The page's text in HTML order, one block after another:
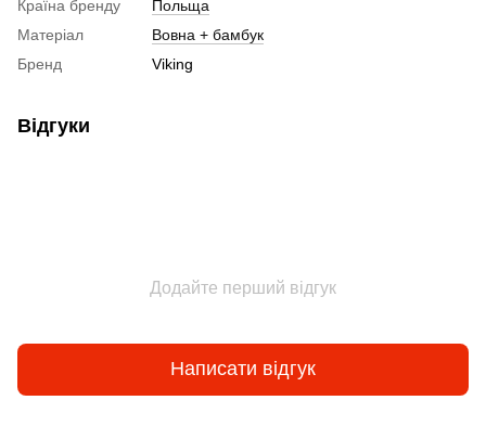
Країна бренду
Польща
Матеріал
Вовна + бамбук
Бренд
Viking
Відгуки
Додайте перший відгук
Написати відгук